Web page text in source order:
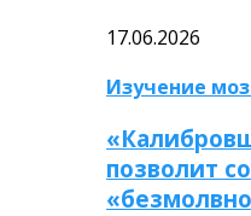
17.06.2026
Изучение
позволит